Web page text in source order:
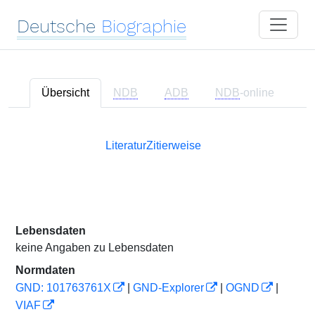
Deutsche Biographie
Übersicht NDB ADB NDB-online
LiteraturZitierweise
Lebensdaten
keine Angaben zu Lebensdaten
Normdaten
GND: 101763761X
GND-Explorer OGND
VIAF